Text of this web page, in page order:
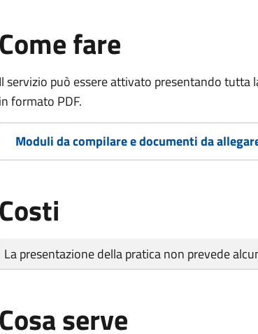
Come fare
Il servizio può essere attivato presentando
in formato PDF.
Moduli da compilare e documenti da
Costi
Tipo di pagamento
Importo
La presentazione della pratica non prevede
Cosa serve